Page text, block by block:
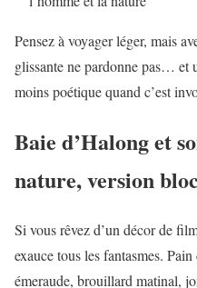
Pensez à voyager léger, mais
glissante ne pardonne pas… et
moins poétique quand c’est
Baie d’Halong et
nature, version
Si vous rêvez d’un décor de
exauce tous les fantasmes.
émeraude, brouillard matinal,